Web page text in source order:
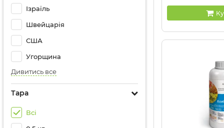
Ізраїль
Швейцарія
США
Угорщина
Дивитись все
Тара
Всі